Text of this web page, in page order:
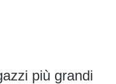
più grandi